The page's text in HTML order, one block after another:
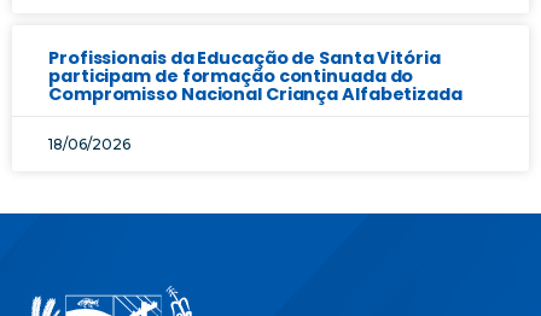
Profissionais da Educação de Santa Vitória
participam de formação continuada do
Compromisso Nacional Criança Alfabetizada
18/06/2026